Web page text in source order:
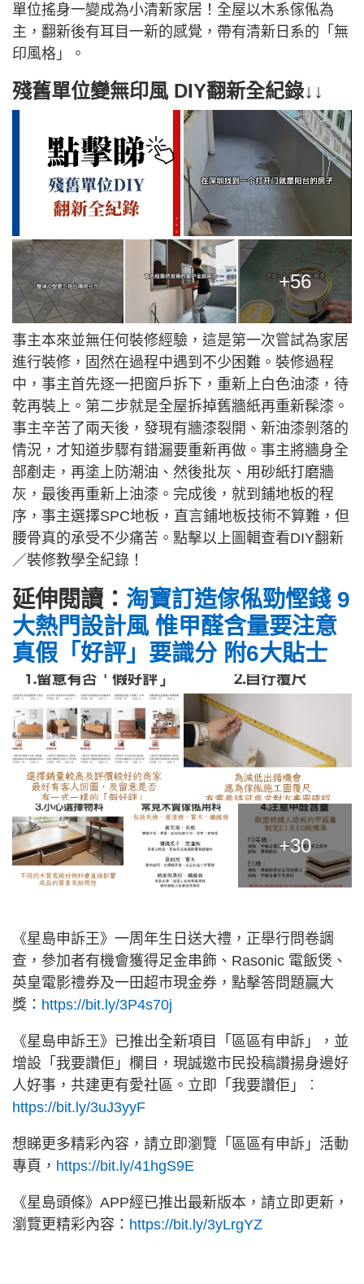
單位搖身一變成為小清新家居！全屋以木系傢俬為
主，翻新後有耳目一新的感覺，帶有清新日系的「無
印風格」。
殘舊單位變無印風 DIY翻新全紀錄↓↓
+56
事主本來並無任何裝修經驗，這是第一次嘗試為家居
進行裝修，固然在過程中遇到不少困難。裝修過程
中，事主首先逐一把窗戶拆下，重新上白色油漆，待
乾再裝上。第二步就是全屋拆掉舊牆紙再重新髹漆。
事主辛苦了兩天後，發現有牆漆裂開、新油漆剝落的
情況，才知道步驟有錯漏要重新再做。事主將牆身全
部剷走，再塗上防潮油、然後批灰、用砂紙打磨牆
灰，最後再重新上油漆。完成後，就到鋪地板的程
序，事主選擇SPC地板，直言鋪地板技術不算難，但
腰骨真的承受不少痛苦。點擊以上圖輯查看DIY翻新
／裝修教學全紀錄！
延伸閱讀： 淘寶訂造傢俬勁慳錢 9
大熱門設計風 惟甲醛含量要注意
真假「好評」要識分 附6大貼士
+30
《星島申訴王》一周年生日送大禮，正舉行問卷調
查，參加者有機會獲得足金串飾、Rasonic 電飯煲、
英皇電影禮券及一田超市現金券，點擊答問題贏大
獎： https://bit.ly/3P4s70j
《星島申訴王》已推出全新項目「區區有申訴」，並
增設「我要讚佢」欄目，現誠邀市民投稿讚揚身邊好
人好事，共建更有愛社區。立即「我要讚佢」︰
https://bit.ly/3uJ3yyF
想睇更多精彩內容，請立即瀏覽「區區有申訴」活動
專頁， https://bit.ly/41hgS9E
《星島頭條》APP經已推出最新版本，請立即更新，
瀏覽更精彩內容： https://bit.ly/3yLrgYZ